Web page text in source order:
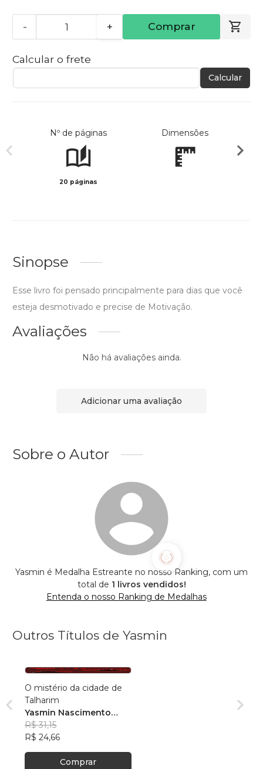
- + Comprar
Calcular o frete
Calcular
Nº de páginas
20 páginas
Dimensões
Sinopse
Esse livro foi pensado principalmente para dias que você
esteja desmotivado e precise de Motivação.
Avaliações
Não há avaliações ainda.
Adicionar uma avaliação
Sobre o Autor
Yasmin é Medalha Estreante no nosso Ranking, com um
total de 1 livros vendidos!
Entenda o nosso Ranking de Medalhas
Outros Títulos de Yasmin
O mistério da cidade de
Talharim
Yasmin Nascimento
Gomes
R$ 31,15
R$ 24,66
Comprar